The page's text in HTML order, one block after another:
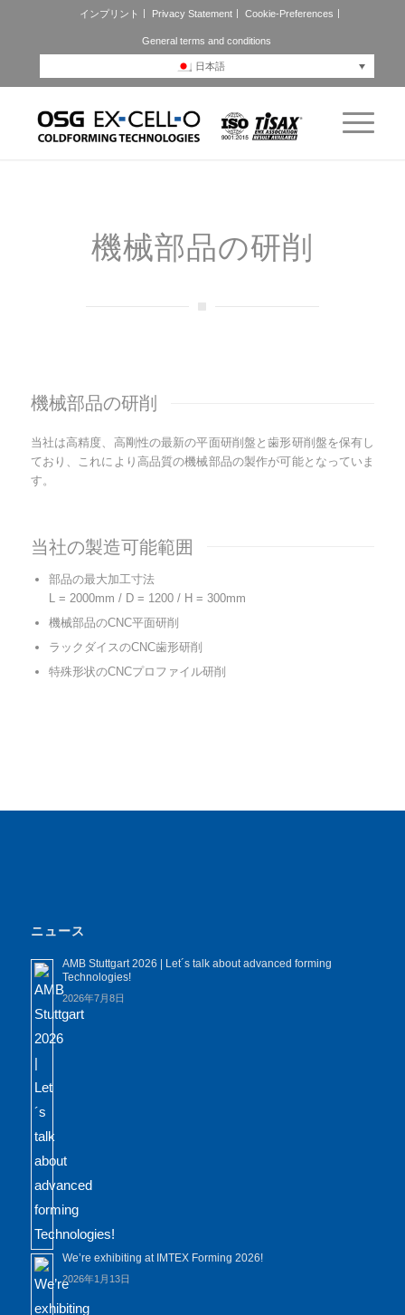
インプリント Privacy Statement Cookie-Preferences
General terms and conditions
日本語
機械部品の研削
機械部品の研削
当社は高精度、高剛性の最新の平面研削盤と歯形研削盤を保有し
ており、これにより高品質の機械部品の製作が可能となっていま
す。
当社の製造可能範囲
部品の最大加工寸法
L = 2000mm / D = 1200 / H = 300mm
機械部品のCNC平面研削
ラックダイスのCNC歯形研削
特殊形状のCNCプロファイル研削
ニュース
AMB Stuttgart 2026 | Let´s talk about advanced forming
Technologies!
2026年7月8日
We’re exhibiting at IMTEX Forming 2026!
2026年1月13日